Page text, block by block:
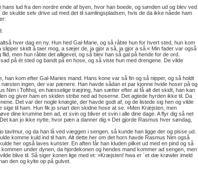
lud fra den nordre ende af byen, hvor han boede, og sønden ud og blev ved
skulde selv drive ud med det til samlingspladsen, hvis de da ikke nåede ham
hver dag en ny. Hun hed Gal-Marie, og så råbte hun for hvert sted, hun kom
skidt å taer mog, a sæjer de, ja gjor a så, ja gjor a så.« Min fader var også
men hun råbte det alligevel, og så blev han så gal på hende for de ord.
på ét sted og bandt på en hose, og så viste hun med drengene. De vilde
kom efter Gal-Maries mand. Hans kone var så fin og så nipper, og så holdt
ingen, der var pænere. Han havde sådan et par kjonne hvide hoser på og
Nim i Tofthoj, en hæsselige træjring, han sætter efter at få alt det skidt, han kan
og giver ham en skiden stribe ned ad hoserne. Det agtede hyrden ikke til. Da
Det var der nogle knægte, der havde godt af, og de listede sig hen og vilde
til ham. Hun fik jo snart den skidne hose at se. »Men Kræjsten, men
dine krumme ben ad, et svin og bliver et svin i alle dine dage. A flyr dig så net
kan jo ikke nytte, hvor pæn a danner dig.« Det gjorde Rasmus hver søndag,
tavlmur, og da han lå ved væggen i sengen, så kunde han ligge der og pisse ud.
komme kuld ind til ham. Alt dette her om det horn havde Rasmus Nim også
her også laves kunster. En aften får han kluden pilket ud med en pind og så
under dynen, da hjordekonen og hendes mand kommer ad sengen, men
blive til. Så siger konen lige med et: »Kræjsten! hwa er ´et dæ krøwler imeld
den og kylte op på gulvet.